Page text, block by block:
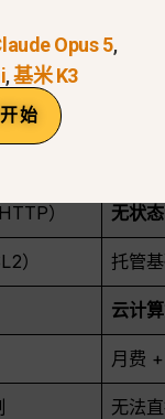
接到本地人工智
） 无状
） 托管
云计算
月费
无法
Opus 5,
,基米 K3
始